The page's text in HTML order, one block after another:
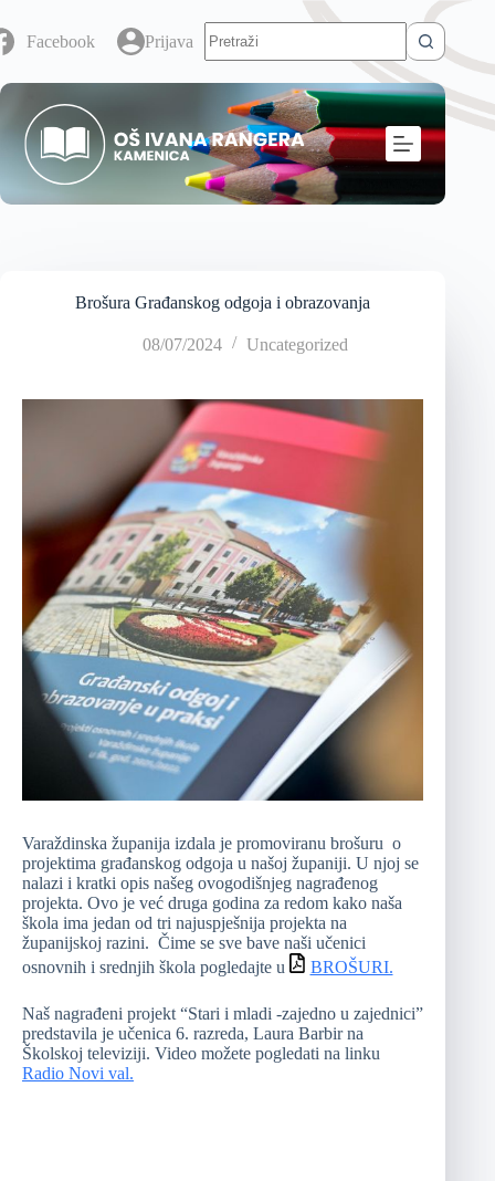
Facebook Prijava
Brošura Građanskog odgoja i obrazovanja
08/07/2024 Uncategorized
Varaždinska županija izdala je promoviranu brošuru o
projektima građanskog odgoja u našoj županiji. U njoj se
nalazi i kratki opis našeg ovogodišnjeg nagrađenog
projekta. Ovo je već druga godina za redom kako naša
škola ima jedan od tri najuspješnija projekta na
županijskoj razini. Čime se sve bave naši učenici
osnovnih i srednjih škola pogledajte u
BROŠURI.
Naš nagrađeni projekt “Stari i mladi -zajedno u zajednici”
predstavila je učenica 6. razreda, Laura Barbir na
Školskoj televiziji. Video možete pogledati na linku
Radio Novi val.